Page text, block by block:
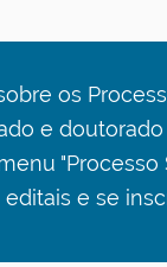
os
e
"Processo
e se